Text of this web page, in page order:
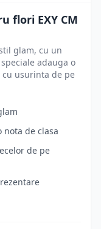
flori EXY CM
glam, cu un
adauga o
cu usurinta de pe
nota de clasa
de pe